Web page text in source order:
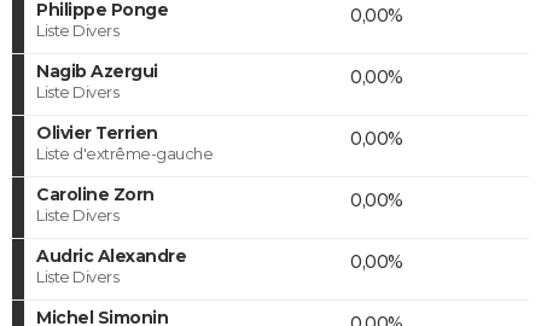
Philippe Ponge
Liste Divers
0,00%
Nagib Azergui
Liste Divers
0,00%
Olivier Terrien
Liste d'extrême-gauche
0,00%
Caroline Zorn
Liste Divers
0,00%
Audric Alexandre
Liste Divers
0,00%
Michel Simonin